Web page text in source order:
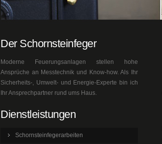
Der Schornsteinfeger
Moderne Feuerungsanlagen stellen hohe
Ansprüche an Messtechnik und Know-how. Als Ihr
Sicherheits-, Umwelt- und Energie-Experte bin ich
Ihr Ansprechpartner rund ums Haus.
Dienstleistungen
Schornsteinfegerarbeiten